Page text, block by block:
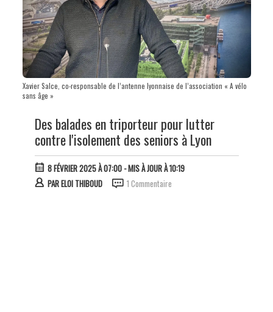
Xavier Salce, co-responsable de l’antenne lyonnaise de l’association « A vélo
sans âge »
Des balades en triporteur pour lutter
contre l'isolement des seniors à Lyon
8 FÉVRIER 2025 À 07:00- MIS À JOUR À 10:19
PARELOI THIBOUD 1 Commentaire